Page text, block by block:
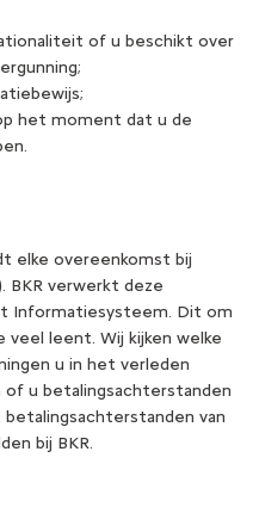
of u beschikt over
het moment dat u de
elke overeenkomst bij
BKR verwerkt deze
Informatiesysteem. Dit om
leent. Wij kijken welke
u in het verleden
u betalingsachterstanden
van
bij BKR.